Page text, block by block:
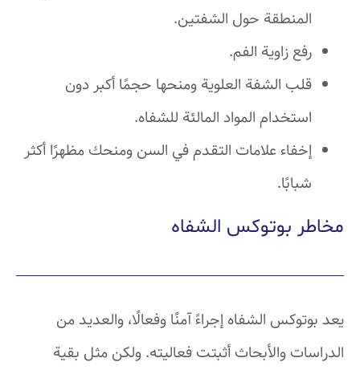
المنطقة حول الشفتين.
رفع زاوية الفم.
قلب الشفة العلوية ومنحها حجمًا أكبر دون
استخدام المواد المالئة للشفاه.
إخفاء علامات التقدم في السن ومنحك مظهرًا أكثر
شبابًا.
مخاطر بوتوكس الشفاه
يعد بوتوكس الشفاه إجراءً آمنًا وفعالًا، والعديد من
الدراسات والأبحاث أثبتت فعاليته. ولكن مثل بقية